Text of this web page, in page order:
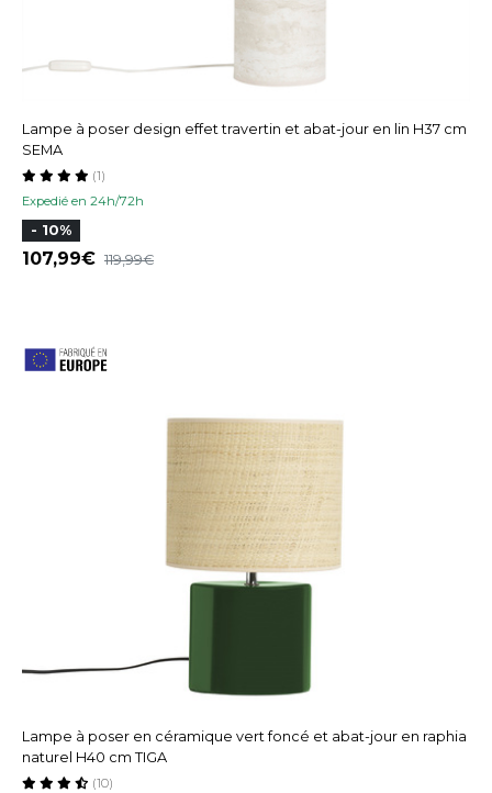
Lampe à poser design effet travertin et abat-jour en lin H37 cm
SEMA
Expedié en 24h/72h
(1)
- 10%
107,99 119,99
Lampe à poser en céramique vert foncé et abat-jour en raphia
naturel H40 cm TIGA
(10)